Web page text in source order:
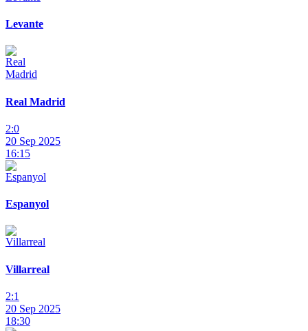
Levante
Real Madrid
2:0
20 Sep 2025
16:15
Espanyol
Villarreal
2:1
20 Sep 2025
18:30